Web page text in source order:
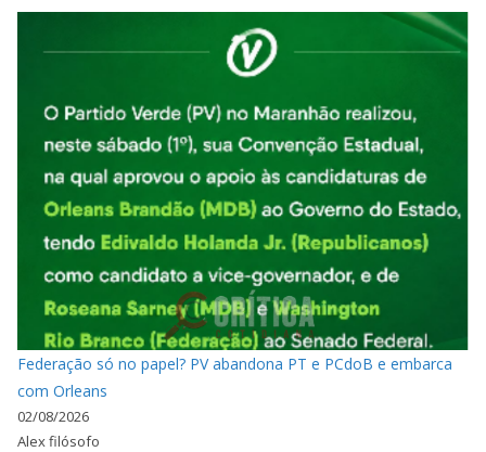
Federação só no papel? PV abandona PT e PCdoB e embarca
com Orleans
02/08/2026
Alex filósofo